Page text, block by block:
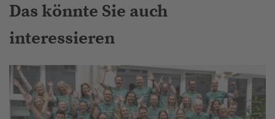
Das könnte Sie auch
interessieren